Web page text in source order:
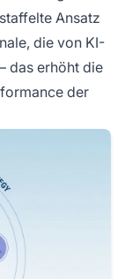
Ansatz
die von KI-
das erhöht die
der